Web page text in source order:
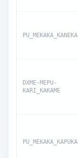
PU_MEKAKA_KANEKA
DXME-MEPU-
KARI_KAKAME
PU_MEKAKA_KAPUKA